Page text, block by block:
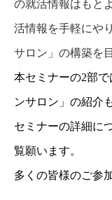
の就活情報はもと
活情報を手軽にや
サロン」の構築を
本セミナーの2部で
ンサロン」の紹介
セミナーの詳細に
覧願います。
多くの皆様のご参